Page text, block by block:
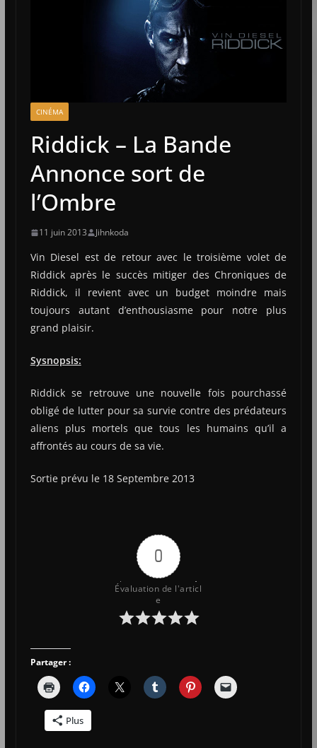
CINÉMA
Riddick – La Bande
Annonce sort de
l’Ombre
11 juin 2013 Jihnkoda
Vin Diesel est de retour avec le troisième volet de
Riddick après le succès mitiger des Chroniques de
Riddick, il revient avec un budget moindre mais
toujours autant d’enthousiasme pour notre plus
grand plaisir.
Sysnopsis:
Riddick se retrouve une nouvelle fois pourchassé
obligé de lutter pour sa survie contre des prédateurs
aliens plus mortels que tous les humains qu’il a
affrontés au cours de sa vie.
Sortie prévu le 18 Septembre 2013
0
Évaluation de l'articl
e
Partager :
Plus